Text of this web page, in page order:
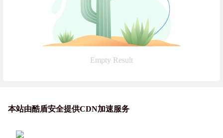
Empty Result
本站由酷盾安全提供CDN加速服务